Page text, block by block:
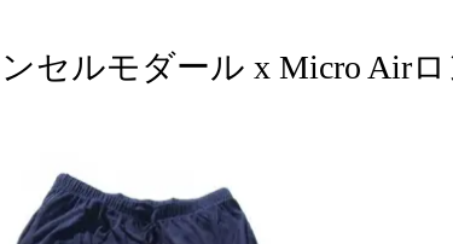
セルモダール x Micro Air